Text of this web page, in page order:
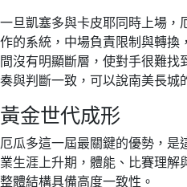
一旦凱塞多與卡皮耶同時上場，
作的系統，中場負責限制與轉換
間沒有明顯斷層，使對手很難
奏與判斷一致，可以說南美長城
黃金世代成形
厄瓜多這一屆最關鍵的優勢，
業生涯上升期，體能、比賽理
整體結構具備高度一致性。